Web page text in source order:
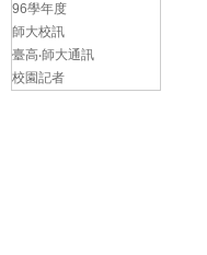
96學年度
師大校訊
臺高‧師大通訊
校園記者